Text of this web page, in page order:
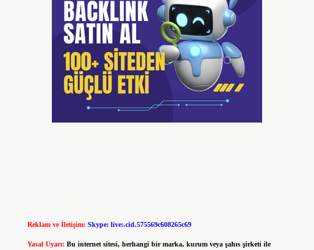
Reklam ve İletişim: Skype: live:.cid.575569c608265c69
Yasal Uyarı: Bu internet sitesi, herhangi bir marka, kurum veya şahıs şirketi ile